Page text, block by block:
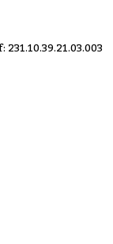
231.10.39.21.03.003